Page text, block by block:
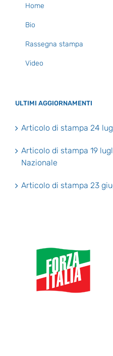
Home
Bio
Rassegna stampa
Video
ULTIMI AGGIORNAMENTI
Articolo di stampa 24
Articolo di stampa 19
Nazionale
Articolo di stampa 23